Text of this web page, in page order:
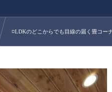
◽️LDKのどこからでも目線の届く畳コ